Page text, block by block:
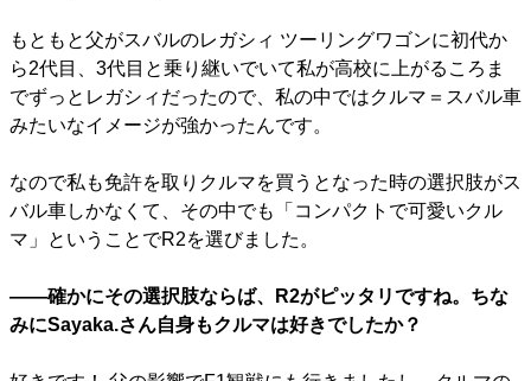
もともと父がスバルのレガシィ ツーリングワゴンに初代か
ら2代目、3代目と乗り継いでいて私が高校に上がるころま
でずっとレガシィだったので、私の中ではクルマ＝スバル車
みたいなイメージが強かったんです。
なので私も免許を取りクルマを買うとなった時の選択肢がス
バル車しかなくて、その中でも「コンパクトで可愛いクル
マ」ということでR2を選びました。
――確かにその選択肢ならば、R2がピッタリですね。ちな
みにSayaka.さん自身もクルマは好きでしたか？